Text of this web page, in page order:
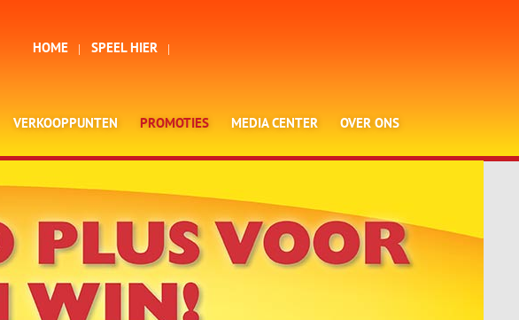
HOME SPEEL HIER
VERKOOPPUNTEN PROMOTIES MEDIA CENTER OVER ONS